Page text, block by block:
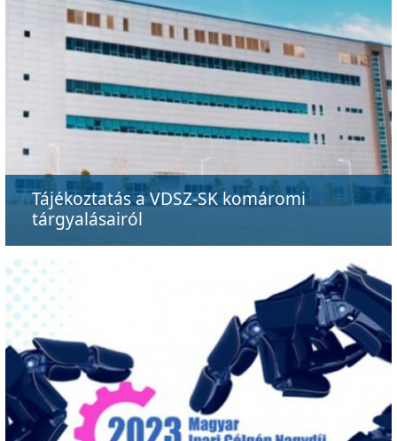
Tájékoztatás a VDSZ-SK komáromi
tárgyalásairól